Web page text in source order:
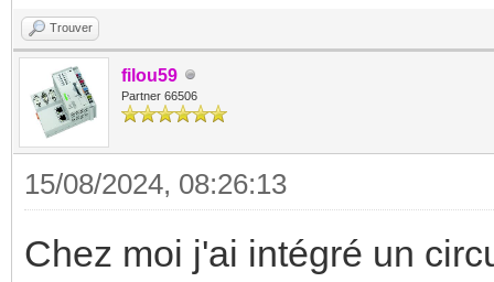
Trouver
filou59
Partner 66506
15/08/2024, 08:26:13
Chez moi j'ai intégré un